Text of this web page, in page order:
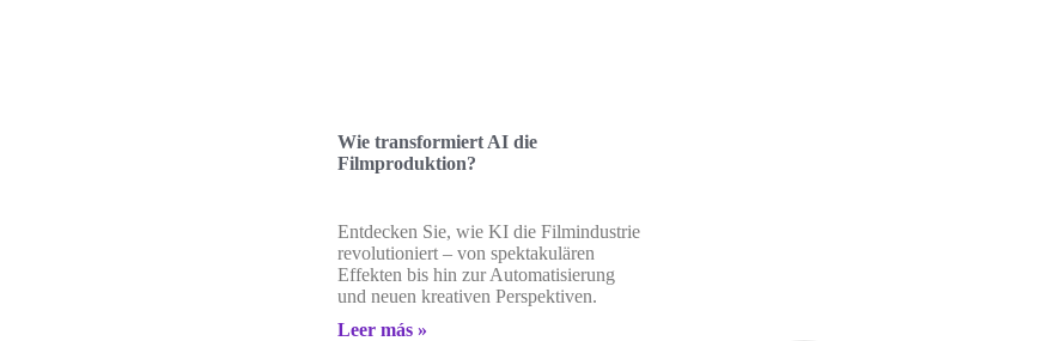
Wie transformiert AI die
Filmproduktion?
Entdecken Sie, wie KI die Filmindustrie
revolutioniert – von spektakulären
Effekten bis hin zur Automatisierung
und neuen kreativen Perspektiven.
Leer más »